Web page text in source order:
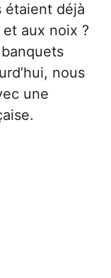
étaient déjà
aux noix ?
nous
une